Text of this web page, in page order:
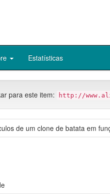
Estatísticas
para este item: http://
de um clone de batata em